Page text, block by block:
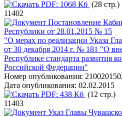
PDF: 1068 Кб (28 стр.)
11402
Постановление
Республики от 28.01.2015 № 15
"О мерах по реализации Указа
от 30 декабря 2014 г. № 181 "О
Республике стандарта развития
Российской Федерации"
Номер опубликования:
Дата опубликования: 02.02.2015
PDF: 438 Кб (12 стр.)
11403
Указ Главы